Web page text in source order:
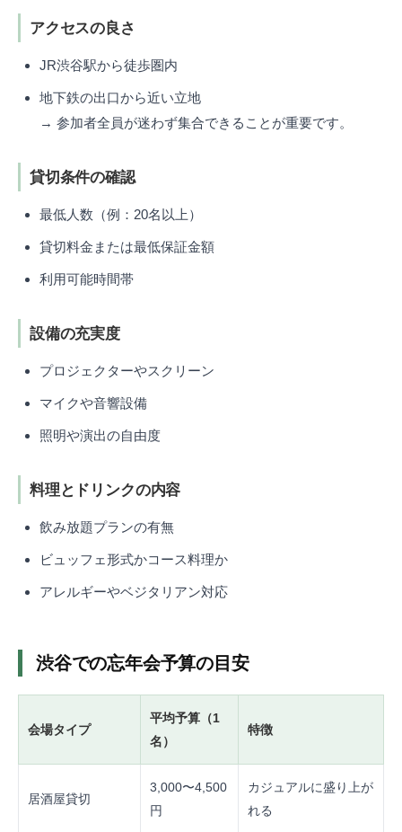
アクセスの良さ
JR渋谷駅から徒歩圏内
地下鉄の出口から近い立地
→ 参加者全員が迷わず集合できることが重要です。
貸切条件の確認
最低人数（例：20名以上）
貸切料金または最低保証金額
利用可能時間帯
設備の充実度
プロジェクターやスクリーン
マイクや音響設備
照明や演出の自由度
料理とドリンクの内容
飲み放題プランの有無
ビュッフェ形式かコース料理か
アレルギーやベジタリアン対応
渋谷での忘年会予算の目安
会場タイプ
平均予算（1
名）
特徴
居酒屋貸切
3,000〜4,500
円
カジュアルに盛り上が
れる